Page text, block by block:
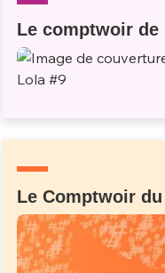
Le comptwoir de
Le Comptwoir